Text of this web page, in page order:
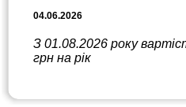
04.06.2026
З 01.08.2026 року
грн на рік